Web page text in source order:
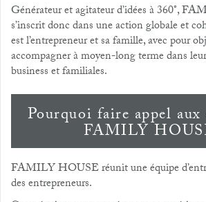
Générateur et agitateur d’idées à 360°,
s’inscrit donc dans une action globale et
est l’entrepreneur et sa famille, avec pour
accompagner à moyen-long terme dans
business et familiales.
Pourquoi faire appel aux
FAMILY
FAMILY HOUSE réunit une équipe
des entrepreneurs.